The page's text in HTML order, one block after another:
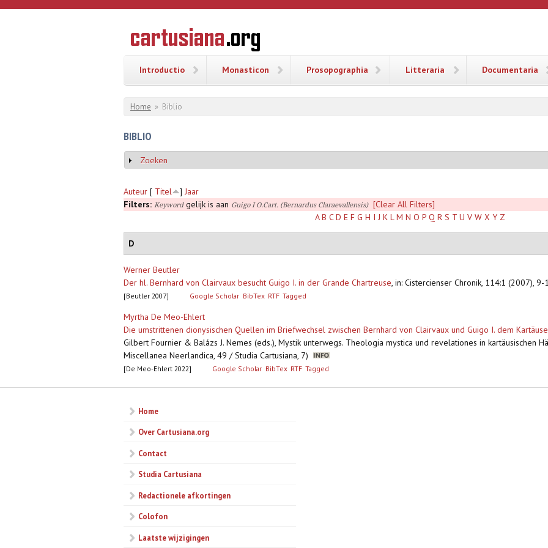
Overslaan en naar de inhoud gaan
CARTUSIANA
Geschiedenis
van de
Introductio Monasticon Prosopographia Litteraria Documentaria
U bent hier
Home » Biblio
BIBLIO
Weergeven
Zoeken
Auteur [ Titel ] Jaar
Filters: Keywordgelijk is aan Guigo I O.Cart. (Bernardus Claraevallensis)
[Clear All Filters]
A B C D E F G H I J K L M N O P Q R S T U V W X Y Z
D
Werner Beutler
Der hl. Bernhard von Clairvaux besucht Guigo I. in der Grande Chartreuse, in: Cistercienser Chronik, 114:1 (2007), 9-
[Beutler 2007] Google Scholar BibTex RTF Tagged
Myrtha De Meo-Ehlert
Die umstrittenen dionysischen Quellen im Briefwechsel zwischen Bernhard von Clairvaux und Guigo I. dem
Gilbert Fournier & Balázs J. Nemes (eds.), Mystik unterwegs. Theologia mystica und revelationes in kartäusischen
Miscellanea Neerlandica, 49 / Studia Cartusiana, 7)
[De Meo-Ehlert 2022] Google Scholar BibTex RTF Tagged
Home
Over Cartusiana.org
Contact
Studia Cartusiana
Redactionele afkortingen
Colofon
Laatste wijzigingen